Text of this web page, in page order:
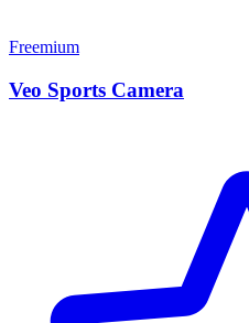
Freemium
Veo Sports Camera